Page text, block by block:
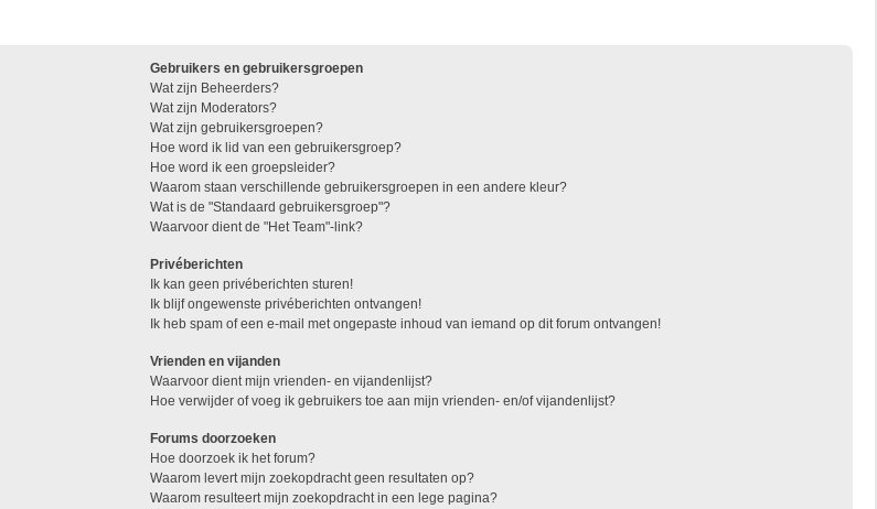
Gebruikers en gebruikersgroepen
Wat zijn Beheerders?
Wat zijn Moderators?
Wat zijn gebruikersgroepen?
Hoe word ik lid van een gebruikersgroep?
Hoe word ik een groepsleider?
Waarom staan verschillende gebruikersgroepen in een andere kleur?
Wat is de "Standaard gebruikersgroep"?
Waarvoor dient de "Het Team"-link?
Privéberichten
Ik kan geen privéberichten sturen!
Ik blijf ongewenste privéberichten ontvangen!
Ik heb spam of een e-mail met ongepaste inhoud van iemand op dit forum ontvangen!
Vrienden en vijanden
Waarvoor dient mijn vrienden- en vijandenlijst?
Hoe verwijder of voeg ik gebruikers toe aan mijn vrienden- en/of vijandenlijst?
Forums doorzoeken
Hoe doorzoek ik het forum?
Waarom levert mijn zoekopdracht geen resultaten op?
Waarom resulteert mijn zoekopdracht in een lege pagina?